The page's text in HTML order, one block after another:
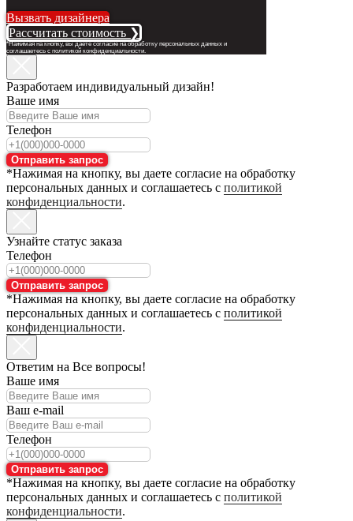
Вызвать дизайнера
Рассчитать стоимость ❯
*Нажимая на кнопку, вы даете согласие на обработку персональных данных и
соглашаетесь с политикой конфиденциальности.
Разработаем индивидуальный дизайн!
Ваше имя
Телефон
Отправить запрос
*Нажимая на кнопку, вы даете согласие на обработку
персональных данных и соглашаетесь с политикой
конфиденциальности.
Узнайте статус заказа
Телефон
Отправить запрос
*Нажимая на кнопку, вы даете согласие на обработку
персональных данных и соглашаетесь с политикой
конфиденциальности.
Ответим на Все вопросы!
Ваше имя
Ваш e-mail
Телефон
Отправить запрос
*Нажимая на кнопку, вы даете согласие на обработку
персональных данных и соглашаетесь с политикой
конфиденциальности.